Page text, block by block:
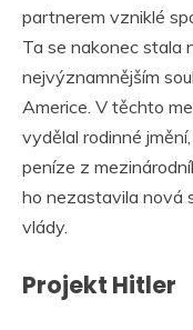
partnerem vzniklé
Ta se nakonec stala
nejvýznamnějším
Americe. V těchto
vydělal rodinné
peníze z
ho nezastavila nová
vlády.
Projekt Hitler